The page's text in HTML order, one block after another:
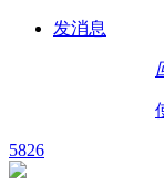
发消息
5826